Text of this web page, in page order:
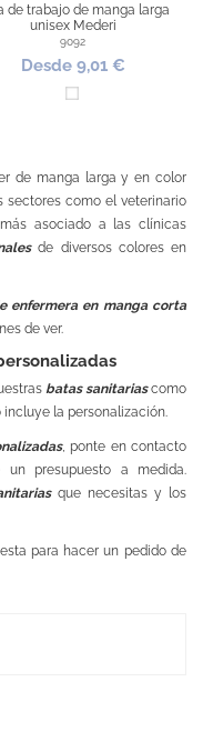
de trabajo de manga larga
unisex Mederi
9092
Desde 9,01 €
Blanco
de manga larga y en color
sectores como el veterinario
asociado a las clínicas
de diversos colores en
enfermera en manga corta
de ver.
batas sanitariascomo
incluye la personalización.
, ponte en contacto
presupuesto a medida.
que necesitas y los
para hacer un pedido de